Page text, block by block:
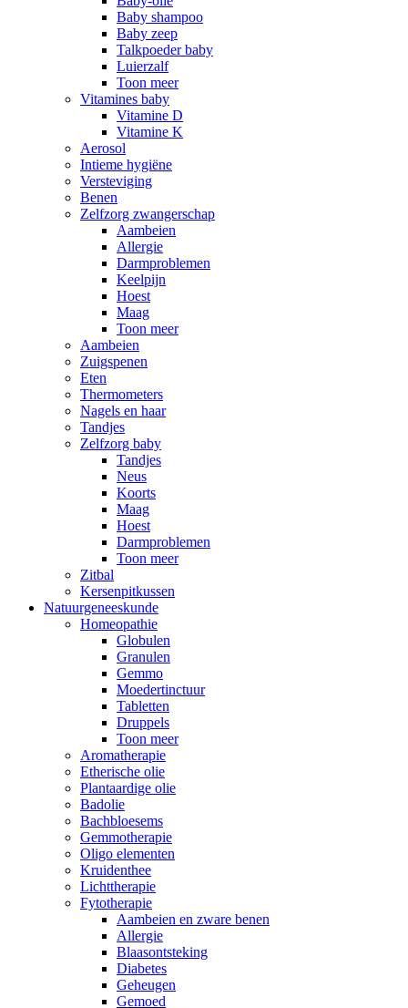
Baby shampoo
Baby zeep
Talkpoeder baby
Luierzalf
Toon meer
Vitamines baby
Vitamine D
Vitamine K
Aerosol
Intieme hygiëne
Versteviging
Benen
Zelfzorg zwangerschap
Aambeien
Allergie
Darmproblemen
Keelpijn
Hoest
Maag
Toon meer
Aambeien
Zuigspenen
Eten
Thermometers
Nagels en haar
Tandjes
Zelfzorg baby
Tandjes
Neus
Koorts
Maag
Hoest
Darmproblemen
Toon meer
Zitbal
Kersenpitkussen
Natuurgeneeskunde
Homeopathie
Globulen
Granulen
Gemmo
Moedertinctuur
Tabletten
Druppels
Toon meer
Aromatherapie
Etherische olie
Plantaardige olie
Badolie
Bachbloesems
Gemmotherapie
Oligo elementen
Kruidenthee
Lichttherapie
Fytotherapie
Aambeien en zware benen
Allergie
Blaasontsteking
Diabetes
Geheugen
Gemoed